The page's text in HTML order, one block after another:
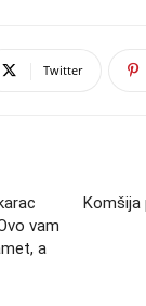
Twitter
vam
a
Komšija